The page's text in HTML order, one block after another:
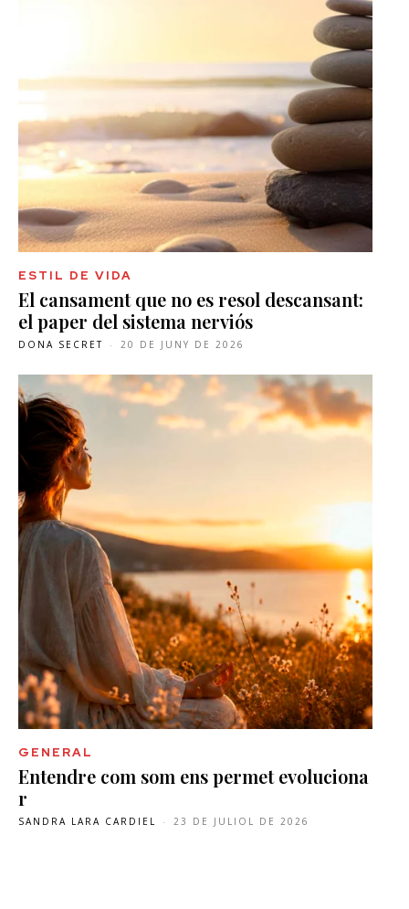
ESTIL DE VIDA
El cansament que no es resol descansant:
el paper del sistema nerviós
DONA SECRET - 20 DE JUNY DE 2026
GENERAL
Entendre com som ens permet evoluciona
r
SANDRA LARA CARDIEL - 23 DE JULIOL DE 2026